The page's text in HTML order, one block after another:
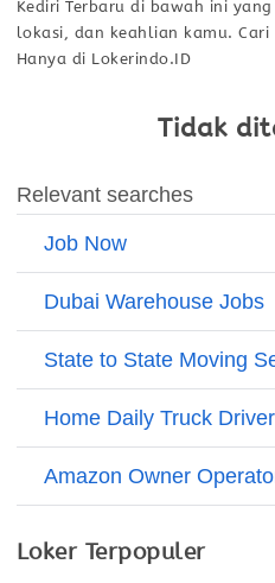
Kediri Terbaru di bawah ini
lokasi, dan keahlian kamu.
Hanya di Lokerindo.ID
Tidak
Loker Terpopuler